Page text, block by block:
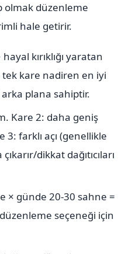
olmak düzenleme
hale getirir.
kırıklığı yaratan
tek kare nadiren en iyi
plana sahiptir.
Kare 2: daha geniş
3: farklı açı (genellikle
dikkat dağıtıcıları
× günde 20-30 sahne =
seçeneği için